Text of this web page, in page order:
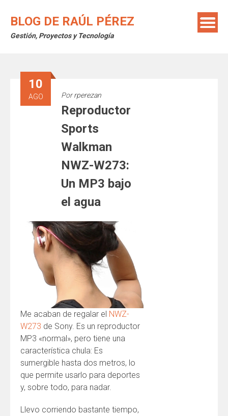
BLOG DE RAÚL PÉREZ
Gestión, Proyectos y Tecnología
10
AGO Porrperezan
Reproductor
Sports
Walkman
NWZ-W273:
Un MP3 bajo
el agua
Me acaban de regalar el NWZ-
W273 de Sony. Es un reproductor
MP3 «normal», pero tiene una
característica chula: Es
sumergible hasta dos metros, lo
que permite usarlo para deportes
y, sobre todo, para nadar.
Llevo corriendo bastante tiempo,